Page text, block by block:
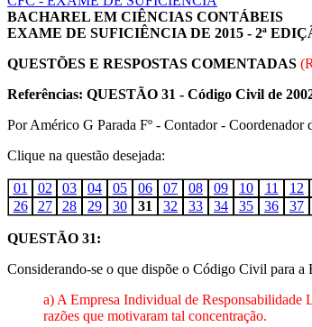
BACHAREL EM CIÊNCIAS CONTÁBEIS
EXAME DE SUFICIÊNCIA DE 2015 - 2ª
QUESTÕES E RESPOSTAS COMENTADAS
Referências: QUESTÃO 31 - Código Civil de
Por Américo G Parada Fº - Contador - Coordenador
Clique na questão desejada:
01 02 03 04 05 06 07 08 09 10 11 12
26
27 28 29 30 31 32 33 34 35 36 37
QUESTÃO 31:
Considerando-se o que dispõe o Código Civil para
a) A Empresa Individual de Responsabilidade
razões que motivaram tal concentração.